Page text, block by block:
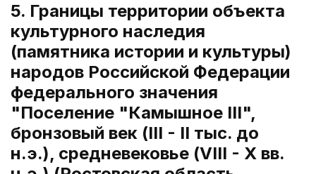
5. Границы территории объекта
культурного наследия
(памятника истории и культуры)
народов Российской Федерации
федерального значения
"Поселение "Камышное III",
бронзовый век (III - II тыс. до
н.э.), средневековье (VIII - X вв.